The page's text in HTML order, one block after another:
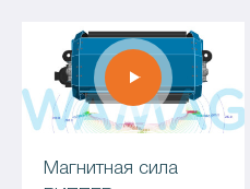
Магнитная сила